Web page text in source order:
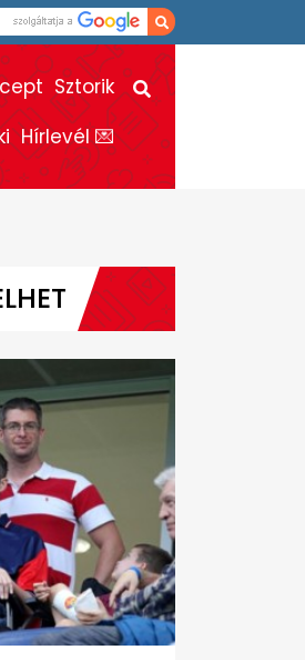
Sztorik
Hírlevél 💌